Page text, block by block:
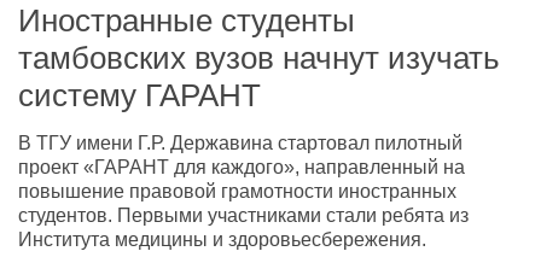
Иностранные студенты
тамбовских вузов начнут изучать
систему ГАРАНТ
В ТГУ имени Г.Р. Державина стартовал пилотный
проект «ГАРАНТ для каждого», направленный на
повышение правовой грамотности иностранных
студентов. Первыми участниками стали ребята из
Института медицины и здоровьесбережения.